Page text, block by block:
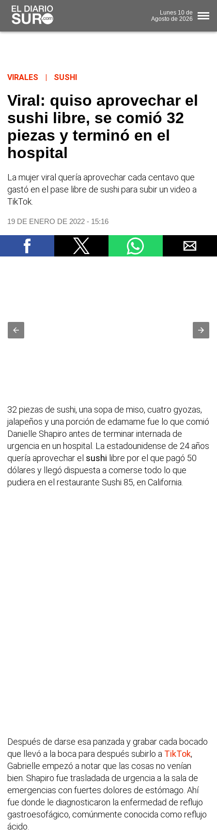
Lunes 10 de
Agosto de 2026
VIRALES SUSHI
Viral: quiso aprovechar el
sushi libre, se comió 32
piezas y terminó en el
hospital
La mujer viral quería aprovechar cada centavo que
gastó en el pase libre de sushi para subir un video a
TikTok.
19 DE ENERO DE 2022 - 15:16
32 piezas de sushi, una sopa de miso, cuatro gyozas,
jalapeños y una porción de edamame fue lo que comió
Danielle Shapiro antes de terminar internada de
urgencia en un hospital. La estadounidense de 24 años
quería aprovechar el sushi libre por el que pagó 50
dólares y llegó dispuesta a comerse todo lo que
pudiera en el restaurante Sushi 85, en California.
Después de darse esa panzada y grabar cada bocado
que llevó a la boca para después subirlo a TikTok,
Gabrielle empezó a notar que las cosas no venían
bien. Shapiro fue trasladada de urgencia a la sala de
emergencias con fuertes dolores de estómago. Ahí
fue donde le diagnosticaron la enfermedad de reflujo
gastroesofágico, comúnmente conocida como reflujo
ácido.